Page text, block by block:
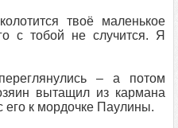
твоё маленькое
с тобой не случится. Я
– а потом
вытащил из кармана
его к мордочке Паулины.